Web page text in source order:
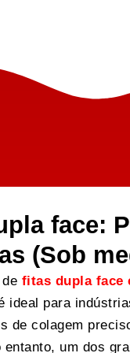
face:
(Sob
fitas dupla face
ideal para
de colagem
entanto, um dos